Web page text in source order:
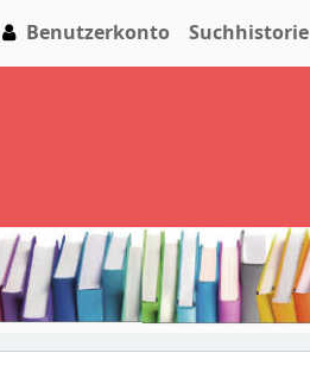
Benutzerkonto Suchhistorie